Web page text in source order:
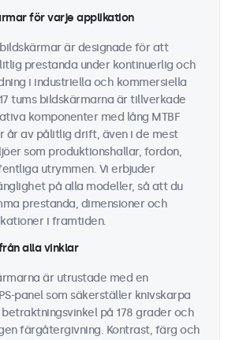
för varje applikation
bildskärmar är designade för att
prestanda under kontinuerlig och
i industriella och kommersiella
tums bildskärmarna är tillverkade
komponenter med lång MTBF
år av pålitlig drift, även i de mest
som produktionshallar, fordon,
utrymmen. Vi erbjuder
på alla modeller, så att du
prestanda, dimensioner och
i framtiden.
alla vinklar
är utrustade med en
panel som säkerställer knivskarpa
på 178 grader och
färgåtergivning. Kontrast, färg och